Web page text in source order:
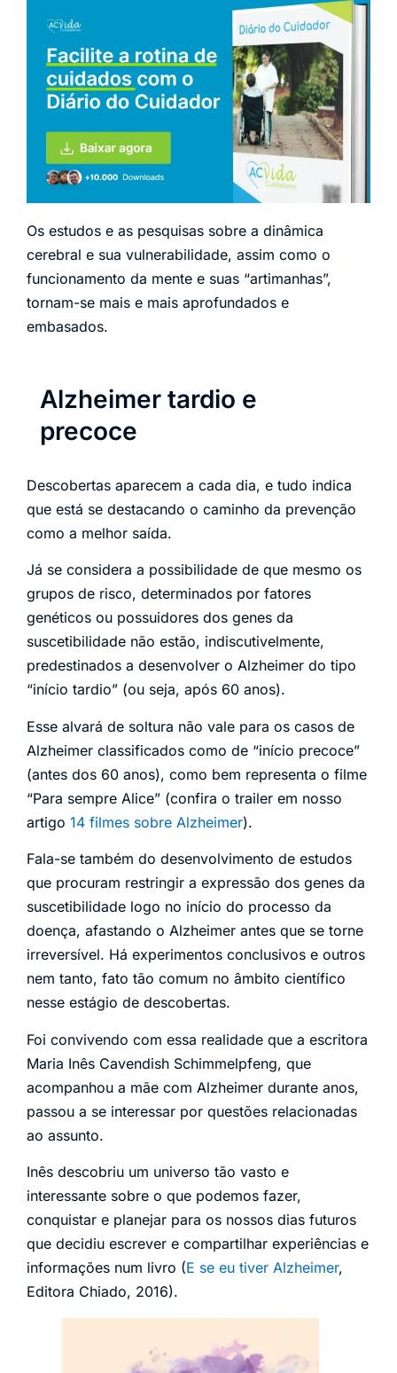
Os estudos e as pesquisas sobre a dinâmica
cerebral e sua vulnerabilidade, assim como o
funcionamento da mente e suas “artimanhas”,
tornam-se mais e mais aprofundados e
embasados.
Alzheimer tardio e
precoce
Descobertas aparecem a cada dia, e tudo indica
que está se destacando o caminho da prevenção
como a melhor saída.
Já se considera a possibilidade de que mesmo os
grupos de risco, determinados por fatores
genéticos ou possuidores dos genes da
suscetibilidade não estão, indiscutivelmente,
predestinados a desenvolver o Alzheimer do tipo
“início tardio” (ou seja, após 60 anos).
Esse alvará de soltura não vale para os casos de
Alzheimer classificados como de “início precoce”
(antes dos 60 anos), como bem representa o filme
“Para sempre Alice” (confira o trailer em nosso
artigo 14 filmes sobre Alzheimer).
Fala-se também do desenvolvimento de estudos
que procuram restringir a expressão dos genes da
suscetibilidade logo no início do processo da
doença, afastando o Alzheimer antes que se torne
irreversível. Há experimentos conclusivos e outros
nem tanto, fato tão comum no âmbito científico
nesse estágio de descobertas.
Foi convivendo com essa realidade que a escritora
Maria Inês Cavendish Schimmelpfeng, que
acompanhou a mãe com Alzheimer durante anos,
passou a se interessar por questões relacionadas
ao assunto.
Inês descobriu um universo tão vasto e
interessante sobre o que podemos fazer,
conquistar e planejar para os nossos dias futuros
que decidiu escrever e compartilhar experiências e
informações num livro (E se eu tiver Alzheimer,
Editora Chiado, 2016).